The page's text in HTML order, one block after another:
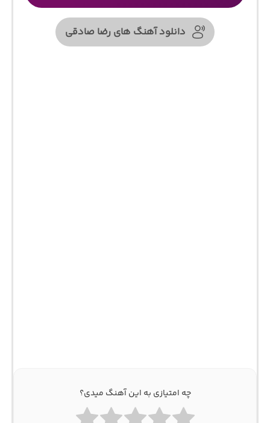
دانلود آهنگ های رضا صادقی
چه امتیازی به این آهنگ میدی؟